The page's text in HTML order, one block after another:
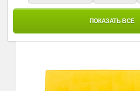
ПОКАЗАТЬ ВСЕ